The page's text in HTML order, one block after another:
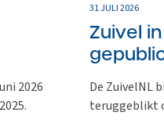
2026
31 JULI 2026
Zuivel
De ZuivelNL
teruggeblikt